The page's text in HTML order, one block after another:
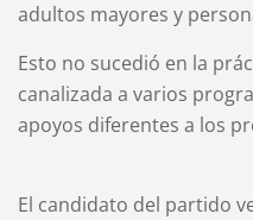
adultos mayores y
Esto no sucedió en la
canalizada a varios
apoyos diferentes a los
El candidato del partido